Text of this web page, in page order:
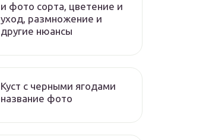
и фото сорта, цветение и
уход, размножение и
другие нюансы
Куст с черными ягодами
название фото